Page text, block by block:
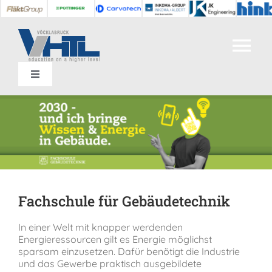
Zum
springen
Abteilungen
Bildungsangebot
Unsere Schule
Einrichtungen
Toggle
Kontakt
Termine
Fachschule für Gebäudetechnik
In einer Welt mit knapper werdenden
Energieressourcen gilt es Energie möglichst
sparsam einzusetzen. Dafür benötigt die Industrie
und das Gewerbe praktisch ausgebildete